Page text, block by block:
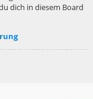
dich in diesem Board